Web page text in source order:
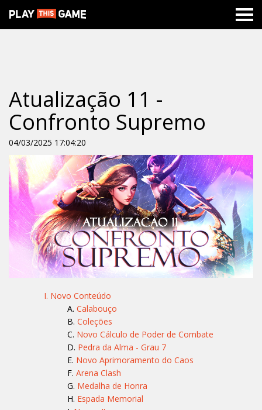
Atualização 11 -
Confronto Supremo
04/03/2025 17:04:20
I. Novo Conteúdo
Calabouço
Coleções
Novo Cálculo de Poder de Combate
Pedra da Alma - Grau 7
Novo Aprimoramento do Caos
Arena Clash
Medalha de Honra
Espada Memorial